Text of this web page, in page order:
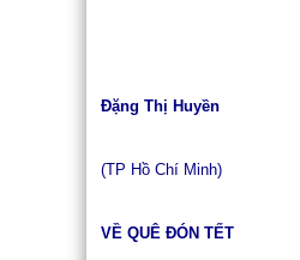
Đặng Thị Huyền
(TP Hồ Chí Minh)
VỀ QUÊ ĐÓN TẾT